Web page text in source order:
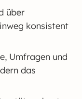
über
konsistent
Umfragen und
das